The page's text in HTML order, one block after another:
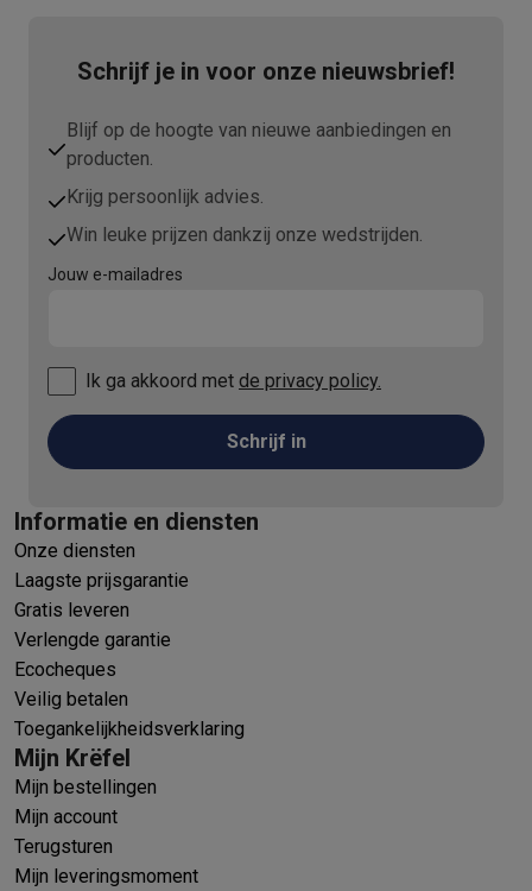
Schrijf je in voor onze nieuwsbrief!
Blijf op de hoogte van nieuwe aanbiedingen en
producten.
Krijg persoonlijk advies.
Win leuke prijzen dankzij onze wedstrijden.
Jouw e-mailadres
Ik ga akkoord met de privacy policy.
Schrijf in
Informatie en diensten
Onze diensten
Laagste prijsgarantie
Gratis leveren
Verlengde garantie
Ecocheques
Veilig betalen
Toegankelijkheidsverklaring
Mijn Krëfel
Mijn bestellingen
Mijn account
Terugsturen
Mijn leveringsmoment